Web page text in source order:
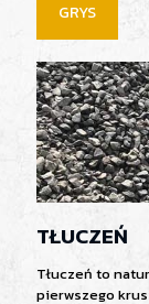
GRYS
TŁUCZEŃ
Tłuczeń to
pierwszego